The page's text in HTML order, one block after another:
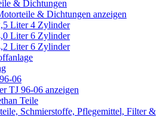
& Dichtungen
& Dichtungen anzeigen
Liter 4 Zylinder
Liter 6 Zylinder
Liter 6 Zylinder
06
TJ 96-06 anzeigen
Teile
Schmierstoffe, Pflegemittel, Filter &